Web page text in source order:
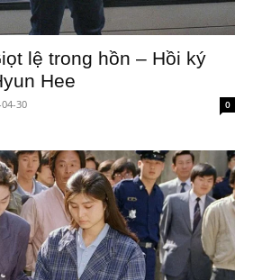
lệ trong hồn – Hồi ký
Hee
30 0